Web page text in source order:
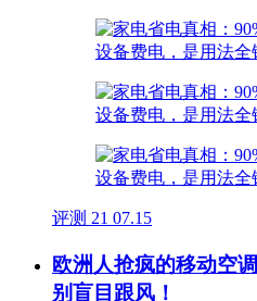
评测 21 07.15
欧洲人抢疯的移动空
别盲目跟风！